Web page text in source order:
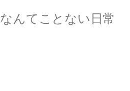
なんてことない日常